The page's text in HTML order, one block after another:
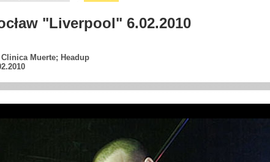
"Liverpool" 6.02.2010
Muerte; Headup